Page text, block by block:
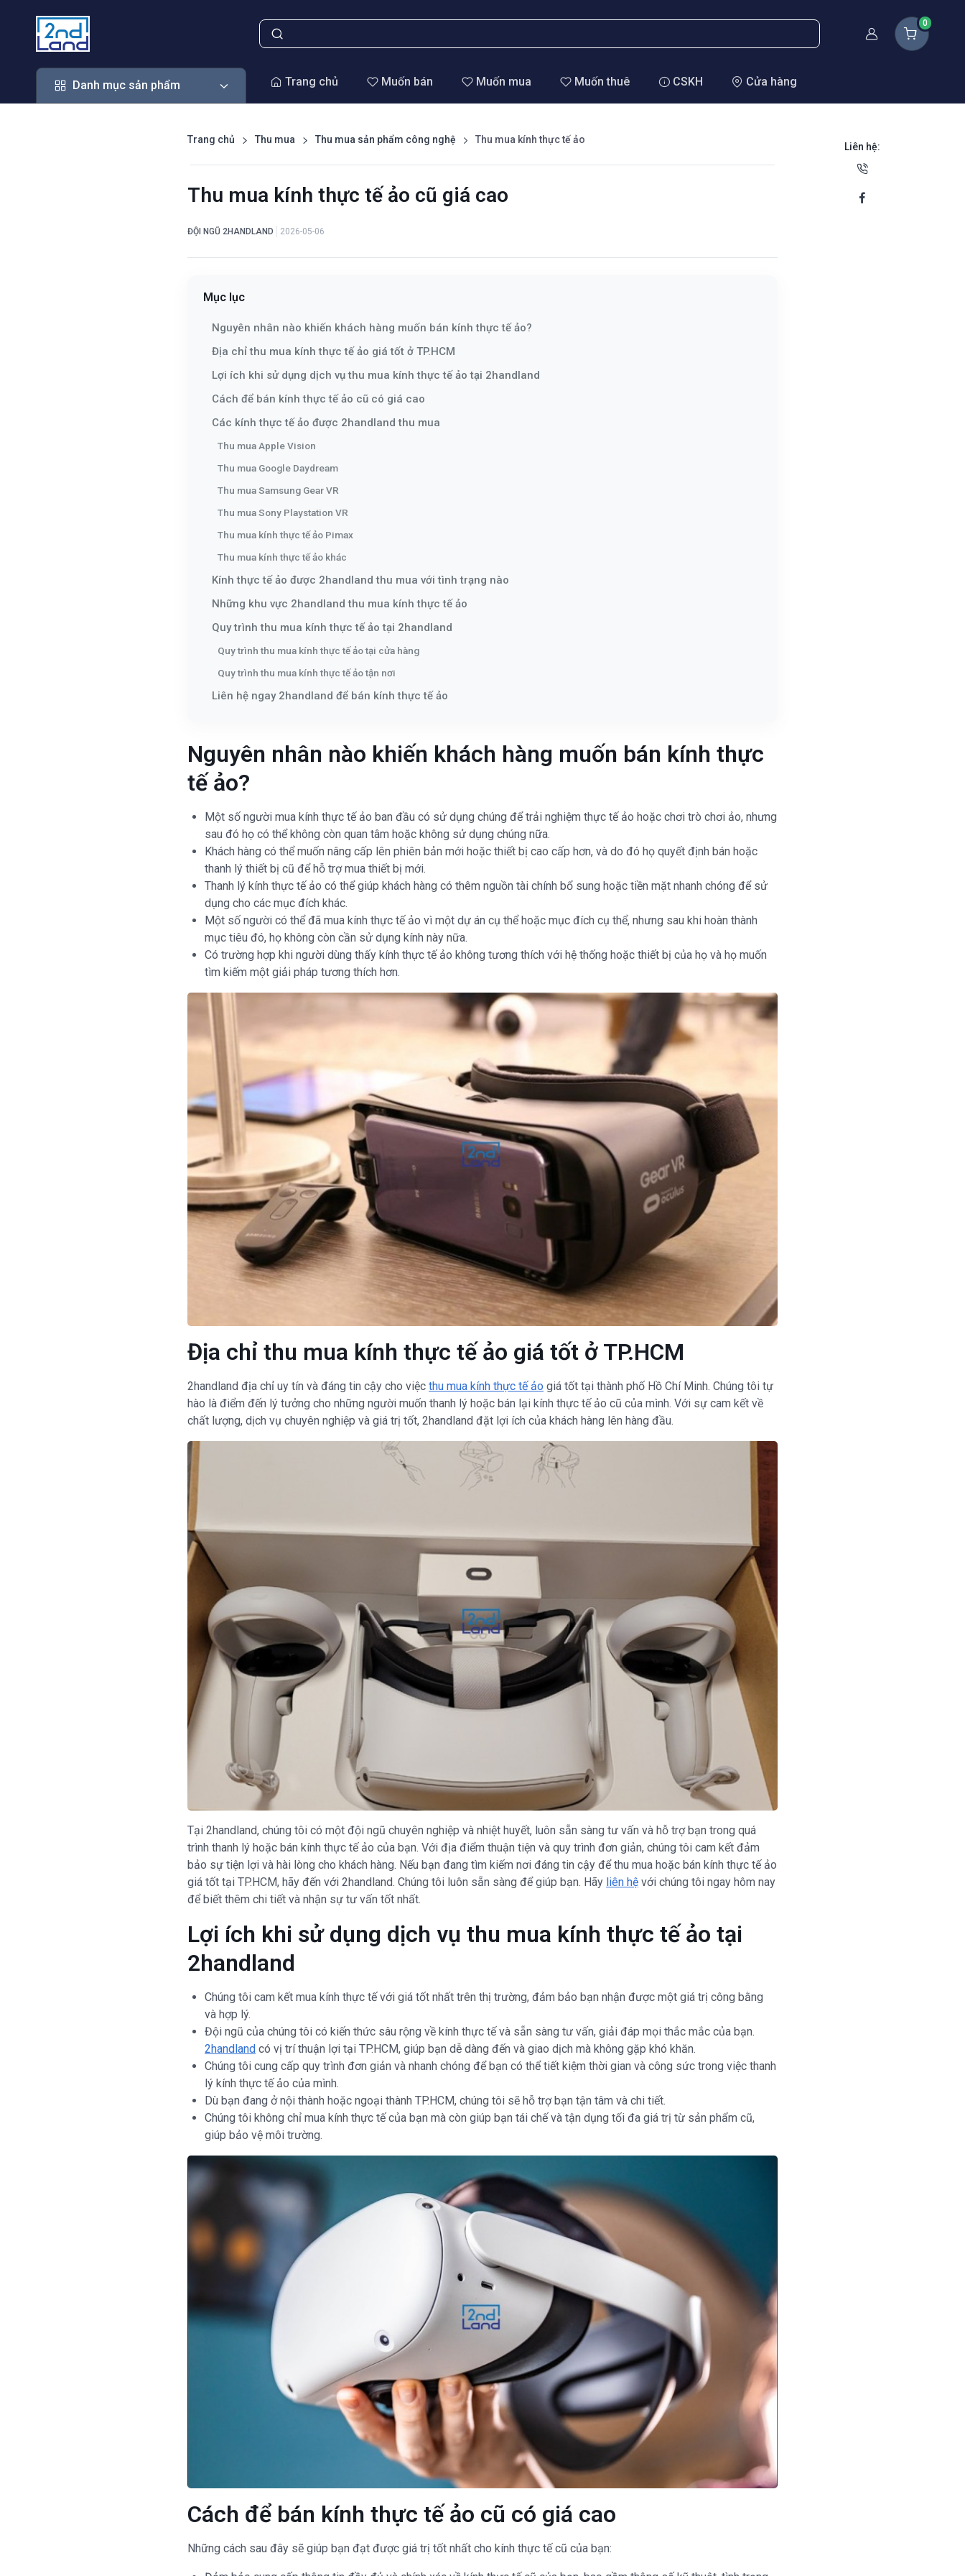
Thành viên
0
Danh mục sản phẩm
Danh mục sản phẩm Trang chủ Muốn bán Muốn mua Muốn thuê CSKH Cửa hàng
Trang chủ Thu mua Thu mua sản phẩm công nghệ Thu mua kính thực tế ảo
Thu mua kính thực tế ảo cũ giá cao
ĐỘI NGŨ 2HANDLAND 2026-05-06
Mục lục
Nguyên nhân nào khiến khách hàng muốn bán kính thực tế ảo?
Địa chỉ thu mua kính thực tế ảo giá tốt ở TP.HCM
Lợi ích khi sử dụng dịch vụ thu mua kính thực tế ảo tại 2handland
Cách để bán kính thực tế ảo cũ có giá cao
Các kính thực tế ảo được 2handland thu mua
Thu mua Apple Vision
Thu mua Google Daydream
Thu mua Samsung Gear VR
Thu mua Sony Playstation VR
Thu mua kính thực tế ảo Pimax
Thu mua kính thực tế ảo khác
Kính thực tế ảo được 2handland thu mua với tình trạng nào
Những khu vực 2handland thu mua kính thực tế ảo
Quy trình thu mua kính thực tế ảo tại 2handland
Quy trình thu mua kính thực tế ảo tại cửa hàng
Quy trình thu mua kính thực tế ảo tận nơi
Liên hệ ngay 2handland để bán kính thực tế ảo
Nguyên nhân nào khiến khách hàng muốn bán kính thực
tế ảo?
Một số người mua kính thực tế ảo ban đầu có sử dụng chúng để trải nghiệm thực tế ảo hoặc chơi trò chơi ảo, nhưng
sau đó họ có thể không còn quan tâm hoặc không sử dụng chúng nữa.
Khách hàng có thể muốn nâng cấp lên phiên bản mới hoặc thiết bị cao cấp hơn, và do đó họ quyết định bán hoặc
thanh lý thiết bị cũ để hỗ trợ mua thiết bị mới.
Thanh lý kính thực tế ảo có thể giúp khách hàng có thêm nguồn tài chính bổ sung hoặc tiền mặt nhanh chóng để sử
dụng cho các mục đích khác.
Một số người có thể đã mua kính thực tế ảo vì một dự án cụ thể hoặc mục đích cụ thể, nhưng sau khi hoàn thành
mục tiêu đó, họ không còn cần sử dụng kính này nữa.
Có trường hợp khi người dùng thấy kính thực tế ảo không tương thích với hệ thống hoặc thiết bị của họ và họ muốn
tìm kiếm một giải pháp tương thích hơn.
Địa chỉ thu mua kính thực tế ảo giá tốt ở TP.HCM
2handland địa chỉ uy tín và đáng tin cậy cho việcthu mua kính thực tế ảo giá tốt tại thành phố Hồ Chí Minh. Chúng tôi tự
hào là điểm đến lý tưởng cho những người muốn thanh lý hoặc bán lại kính thực tế ảo cũ của mình. Với sự cam kết về
chất lượng, dịch vụ chuyên nghiệp và giá trị tốt, 2handland đặt lợi ích của khách hàng lên hàng đầu.
Tại 2handland, chúng tôi có một đội ngũ chuyên nghiệp và nhiệt huyết, luôn sẵn sàng tư vấn và hỗ trợ bạn trong quá
trình thanh lý hoặc bán kính thực tế ảo của bạn. Với địa điểm thuận tiện và quy trình đơn giản, chúng tôi cam kết đảm
bảo sự tiện lợi và hài lòng cho khách hàng. Nếu bạn đang tìm kiếm nơi đáng tin cậy để thu mua hoặc bán kính thực tế ảo
giá tốt tại TP.HCM, hãy đến với 2handland. Chúng tôi luôn sẵn sàng để giúp bạn. Hãy liên hệ với chúng tôi ngay hôm nay
để biết thêm chi tiết và nhận sự tư vấn tốt nhất.
Lợi ích khi sử dụng dịch vụ thu mua kính thực tế ảo tại
2handland
Chúng tôi cam kết mua kính thực tế với giá tốt nhất trên thị trường, đảm bảo bạn nhận được một giá trị công bằng
và hợp lý.
Đội ngũ của chúng tôi có kiến thức sâu rộng về kính thực tế và sẵn sàng tư vấn, giải đáp mọi thắc mắc của bạn.
2handland có vị trí thuận lợi tại TP.HCM, giúp bạn dễ dàng đến và giao dịch mà không gặp khó khăn.
Chúng tôi cung cấp quy trình đơn giản và nhanh chóng để bạn có thể tiết kiệm thời gian và công sức trong việc thanh
lý kính thực tế ảo của mình.
Dù bạn đang ở nội thành hoặc ngoại thành TP.HCM, chúng tôi sẽ hỗ trợ bạn tận tâm và chi tiết.
Chúng tôi không chỉ mua kính thực tế của bạn mà còn giúp bạn tái chế và tận dụng tối đa giá trị từ sản phẩm cũ,
giúp bảo vệ môi trường.
Cách để bán kính thực tế ảo cũ có giá cao
Những cách sau đây sẽ giúp bạn đạt được giá trị tốt nhất cho kính thực tế cũ của bạn:
Liên hệ: